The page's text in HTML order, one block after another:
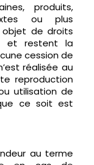
produits,
ou plus
de droits
et restent la
cession de
réalisée au
reproduction
utilisation de
ce soit est
au terme